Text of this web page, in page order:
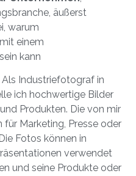
äußerst
warum
einem
kann
Als Industriefotograf in
ich hochwertige Bilder
Produkten. Die von mir
Marketing, Presse oder
Fotos können in
verwendet
und seine Produkte oder